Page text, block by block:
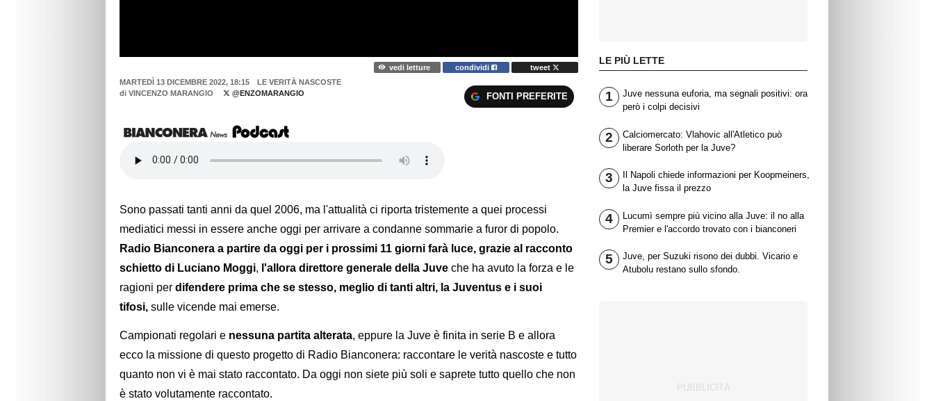
vedi letture condividi
tweet
MARTEDÌ 13 DICEMBRE 2022, 18:15
LE VERITÀ NASCOSTE
di VINCENZO MARANGIO @ENZOMARANGIO FONTI PREFERITE
Sono passati tanti anni da quel 2006, ma l'attualità ci riporta tristemente a quei processi
mediatici messi in essere anche oggi per arrivare a condanne sommarie a furor di popolo.
Radio Bianconera a partire da oggi per i prossimi 11 giorni farà luce, grazie al racconto
schietto di Luciano Moggi, l'allora direttore generale della Juve che ha avuto la forza e le
ragioni per difendere prima che se stesso, meglio di tanti altri, la Juventus e i suoi
tifosi, sulle vicende mai emerse.
Campionati regolari e nessuna partita alterata, eppure la Juve è finita in serie B e allora
ecco la missione di questo progetto di Radio Bianconera: raccontare le verità nascoste e tutto
quanto non vi è mai stato raccontato. Da oggi non siete più soli e saprete tutto quello che non
è stato volutamente raccontato.
LE PIÙ LETTE
1
Juve nessuna euforia, ma segnali positivi: ora
però i colpi decisivi
2
Calciomercato: Vlahovic all'Atletico può
liberare Sorloth per la Juve?
3
Il Napoli chiede informazioni per Koopmeiners,
la Juve fissa il prezzo
4
Lucumì sempre più vicino alla Juve: il no alla
Premier e l'accordo trovato con i bianconeri
5
Juve, per Suzuki risono dei dubbi. Vicario e
Atubolu restano sullo sfondo.